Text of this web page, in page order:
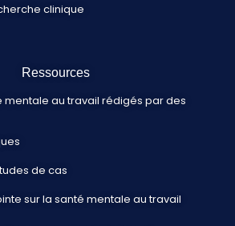
clinique
Ressources
mentale au travail rédigés par des
de cas
sur la santé mentale au travail